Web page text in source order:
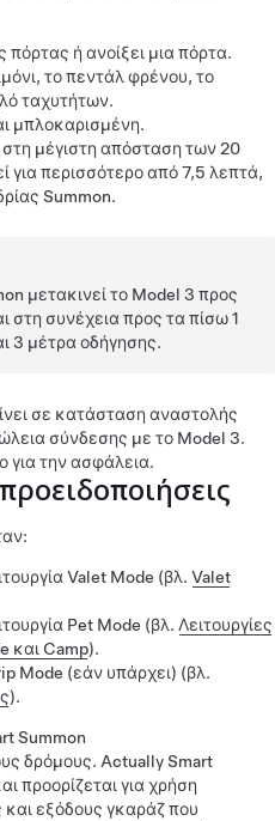
πόρτας ή ανοίξει μια πόρτα.
, το πεντάλ φρένου, το
ταχυτήτων.
μπλοκαρισμένη.
στη μέγιστη απόσταση των20
για περισσότερο από 7,5 λεπτά,
Summon.
μετακινεί το Model 3 προς
στη συνέχεια προς τα πίσω1
3 μέτρα οδήγησης.
σε κατάσταση αναστολής
σύνδεσης με το Model 3.
για την ασφάλεια.
Valet Mode (βλ. Valet
Pet Mode (βλ. Λειτουργίες
και Camp).
Mode (εάν υπάρχει) (βλ.
).
Summon
δρόμους. Actually Smart
προορίζεται για χρήση
εξόδους γκαράζ που